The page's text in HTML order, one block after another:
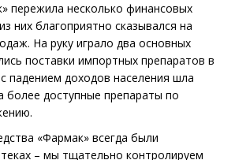
пережила несколько финансовых
них благоприятно сказывался на
На руку играло два основных
поставки импортных препаратов в
падением доходов населения шла
более доступные препараты по
«Фармак» всегда были
– мы тщательно контролируем